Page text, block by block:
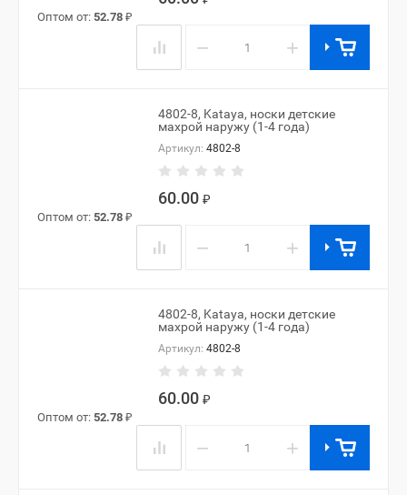
Оптом от: 52.78 ₽
− +
4802-8, Kataya, носки детские
махрой наружу (1-4 года)
Артикул: 4802-8
60.00 ₽
Оптом от: 52.78 ₽
− +
4802-8, Kataya, носки детские
махрой наружу (1-4 года)
Артикул: 4802-8
60.00 ₽
Оптом от: 52.78 ₽
− +